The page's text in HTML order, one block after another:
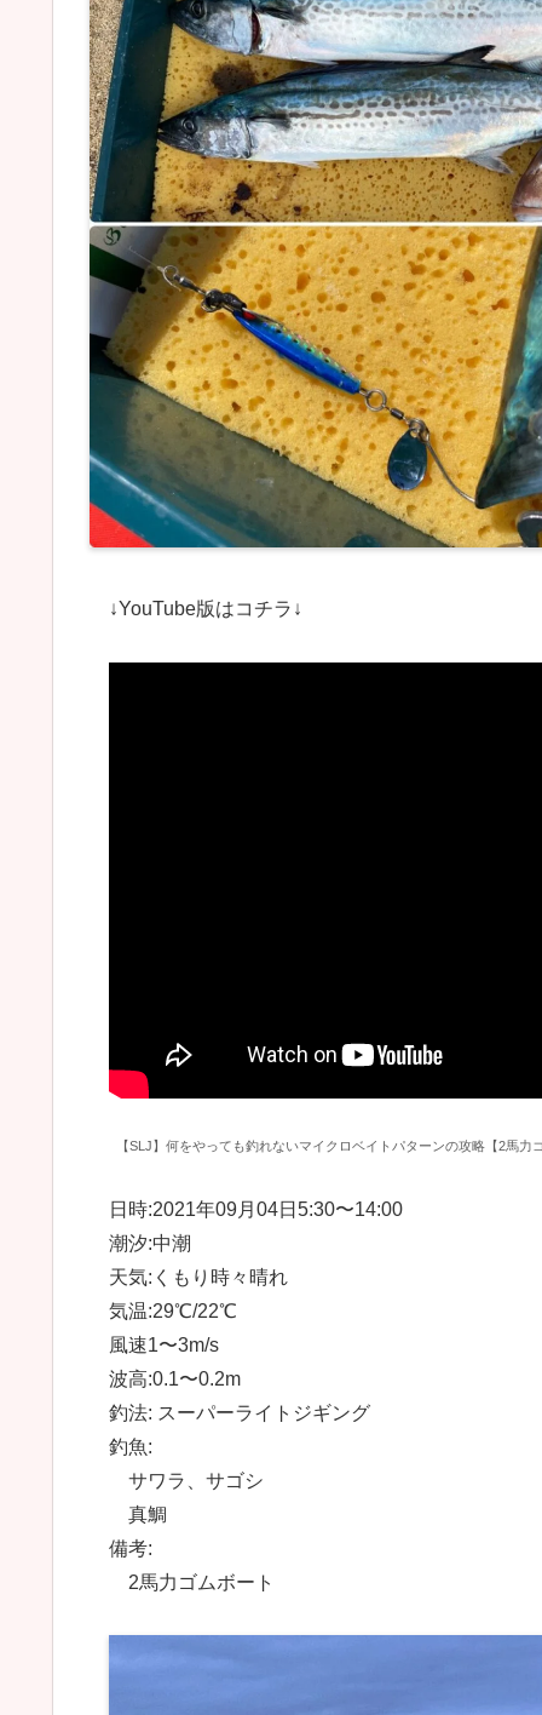
↓YouTube版はコチラ↓
【SLJ】何をやっても釣れないマイクロベイトパターンの攻略【2馬力
日時:2021年09月04日5:30〜14:00
潮汐:中潮
天気:くもり時々晴れ
気温:29℃/22℃
風速1〜3m/s
波高:0.1〜0.2m
釣法: スーパーライトジギング
釣魚:
サワラ、サゴシ
真鯛
備考:
2馬力ゴムボート